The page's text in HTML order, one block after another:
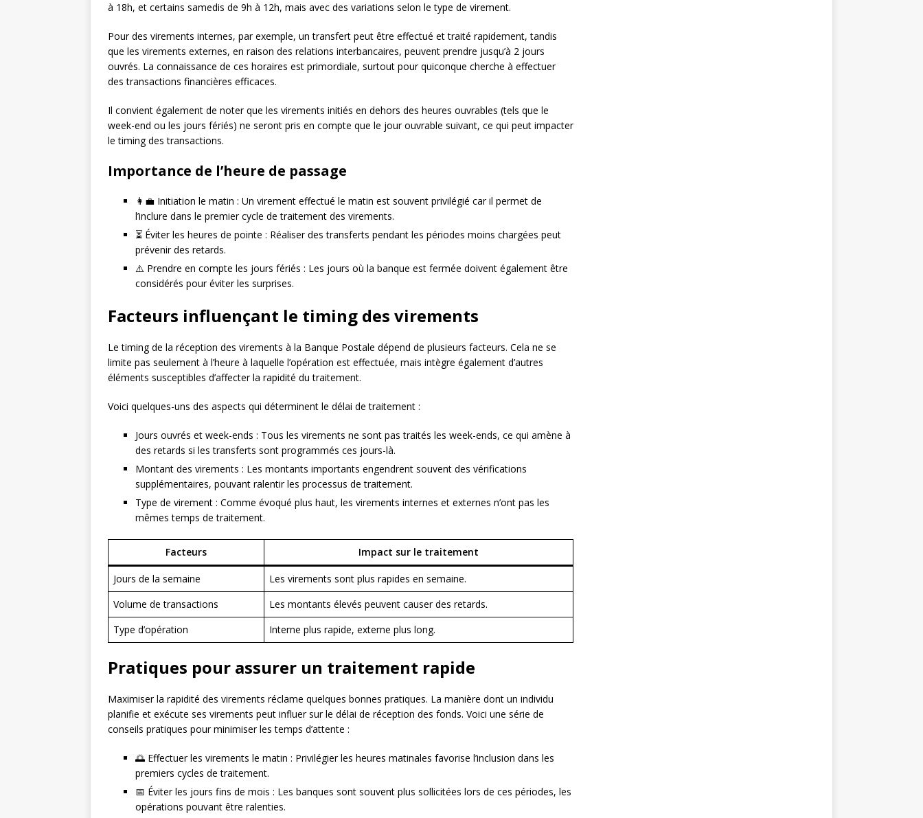
à 18h, et certains samedis de 9h à 12h, mais avec des variations selon le type de virement.
Pour des virements internes, par exemple, un transfert peut être effectué et traité rapidement, tandis
que les virements externes, en raison des relations interbancaires, peuvent prendre jusqu’à 2 jours
ouvrés. La connaissance de ces horaires est primordiale, surtout pour quiconque cherche à effectuer
des transactions financières efficaces.
Il convient également de noter que les virements initiés en dehors des heures ouvrables (tels que le
week-end ou les jours fériés) ne seront pris en compte que le jour ouvrable suivant, ce qui peut impacter
le timing des transactions.
Importance de l’heure de passage
👩‍💼 Initiation le matin : Un virement effectué le matin est souvent privilégié car il permet de
l’inclure dans le premier cycle de traitement des virements.
⏳ Éviter les heures de pointe : Réaliser des transferts pendant les périodes moins chargées peut
prévenir des retards.
⚠️ Prendre en compte les jours fériés : Les jours où la banque est fermée doivent également être
considérés pour éviter les surprises.
Facteurs influençant le timing des virements
Le timing de la réception des virements à la Banque Postale dépend de plusieurs facteurs. Cela ne se
limite pas seulement à l’heure à laquelle l’opération est effectuée, mais intègre également d’autres
éléments susceptibles d’affecter la rapidité du traitement.
Voici quelques-uns des aspects qui déterminent le délai de traitement :
Jours ouvrés et week-ends : Tous les virements ne sont pas traités les week-ends, ce qui amène à
des retards si les transferts sont programmés ces jours-là.
Montant des virements : Les montants importants engendrent souvent des vérifications
supplémentaires, pouvant ralentir les processus de traitement.
Type de virement : Comme évoqué plus haut, les virements internes et externes n’ont pas les
mêmes temps de traitement.
Facteurs Impact sur le traitement
Jours de la semaine
Les virements sont plus rapides en semaine.
Volume de transactions
Les montants élevés peuvent causer des retards.
Type d’opération
Interne plus rapide, externe plus long.
Pratiques pour assurer un traitement rapide
Maximiser la rapidité des virements réclame quelques bonnes pratiques. La manière dont un individu
planifie et exécute ses virements peut influer sur le délai de réception des fonds. Voici une série de
conseils pratiques pour minimiser les temps d’attente :
🌅 Effectuer les virements le matin : Privilégier les heures matinales favorise l’inclusion dans les
premiers cycles de traitement.
📅 Éviter les jours fins de mois : Les banques sont souvent plus sollicitées lors de ces périodes, les
opérations pouvant être ralenties.